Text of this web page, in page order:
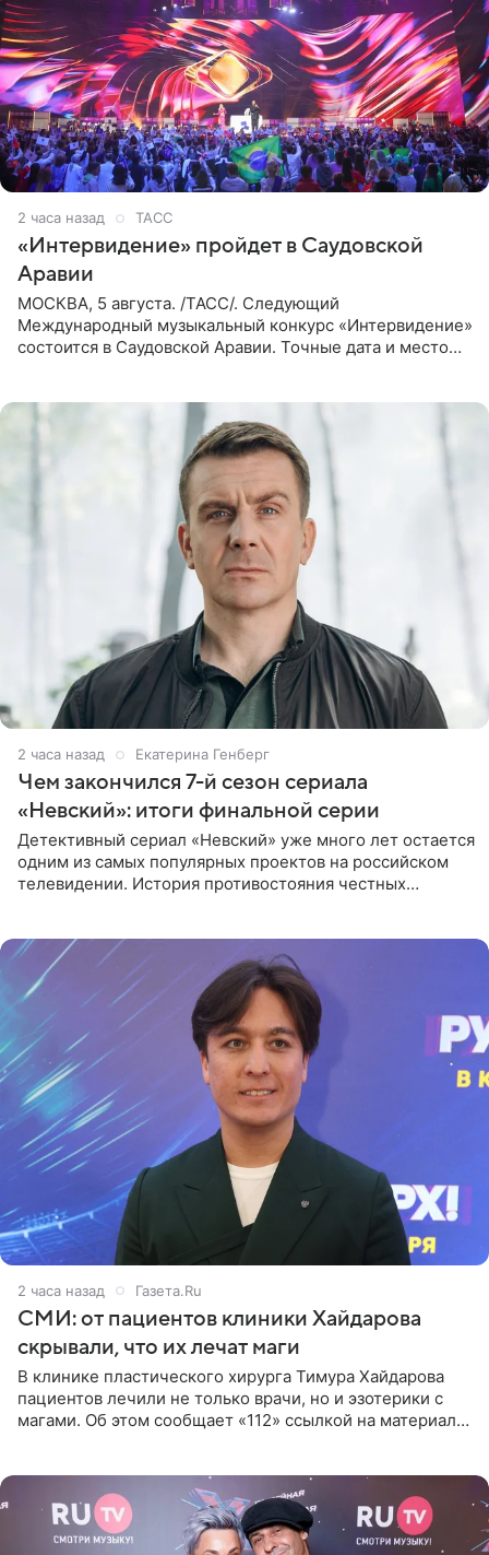
2 часа назад ТАСС
«Интервидение» пройдет в Саудовской
Аравии
МОСКВА, 5 августа. /ТАСС/. Следующий
Международный музыкальный конкурс «Интервидение»
состоится в Саудовской Аравии. Точные дата и место
2 часа назад Екатерина Генберг
Чем закончился 7-й сезон сериала
«Невский»: итоги финальной серии
Детективный сериал «Невский» уже много лет остается
одним из самых популярных проектов на российском
телевидении. История противостояния честных
2 часа назад Газета.Ru
СМИ: от пациентов клиники Хайдарова
скрывали, что их лечат маги
В клинике пластического хирурга Тимура Хайдарова
пациентов лечили не только врачи, но и эзотерики с
магами. Об этом сообщает «112» ссылкой на материалы